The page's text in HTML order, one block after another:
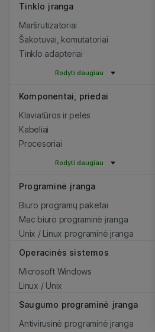
Tinklo įranga
Maršrutizatoriai
Šakotuvai, komutatoriai
Tinklo adapteriai
Rodyti daugiau
Komponentai, priedai
Klaviatūros ir pelės
Kabeliai
Procesoriai
Rodyti daugiau
Programinė įranga
Biuro programų paketai
Mac biuro programinė įranga
Unix / Linux programinė įranga
Operacinės sistemos
Microsoft Windows
Linux / Unix
Saugumo programinė įranga
Antivirusinė programinė įranga